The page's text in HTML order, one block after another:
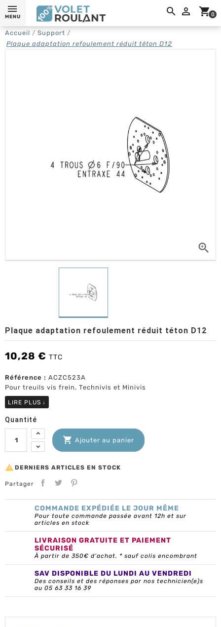
 shopping_cart0
MENU
Accueil
Support
Plaque adaptation refoulement réduit téton D12

Plaque adaptation refoulement réduit téton D12
10,28 € TTC
Référence : ACZC523A
Pour treuils vis frein, Technivis et Minivis
LIRE PLUS ↓
Quantité
 Ajouter au panier
 DERNIERS ARTICLES EN STOCK
Partager
COMMANDE EXPÉDIÉE LE JOUR MÊME
Pour toute commande passée avant 12h et sur
articles en stock
LIVRAISON GRATUITE ET PAIEMENT
SÉCURISÉ
À partir de 350€ d’achat. * sauf colis encombrant
SAV DISPONIBLE DU LUNDI AU VENDREDI
Des conseils et des réponses par nos technicien(e)s
au 05 63 33 16 39